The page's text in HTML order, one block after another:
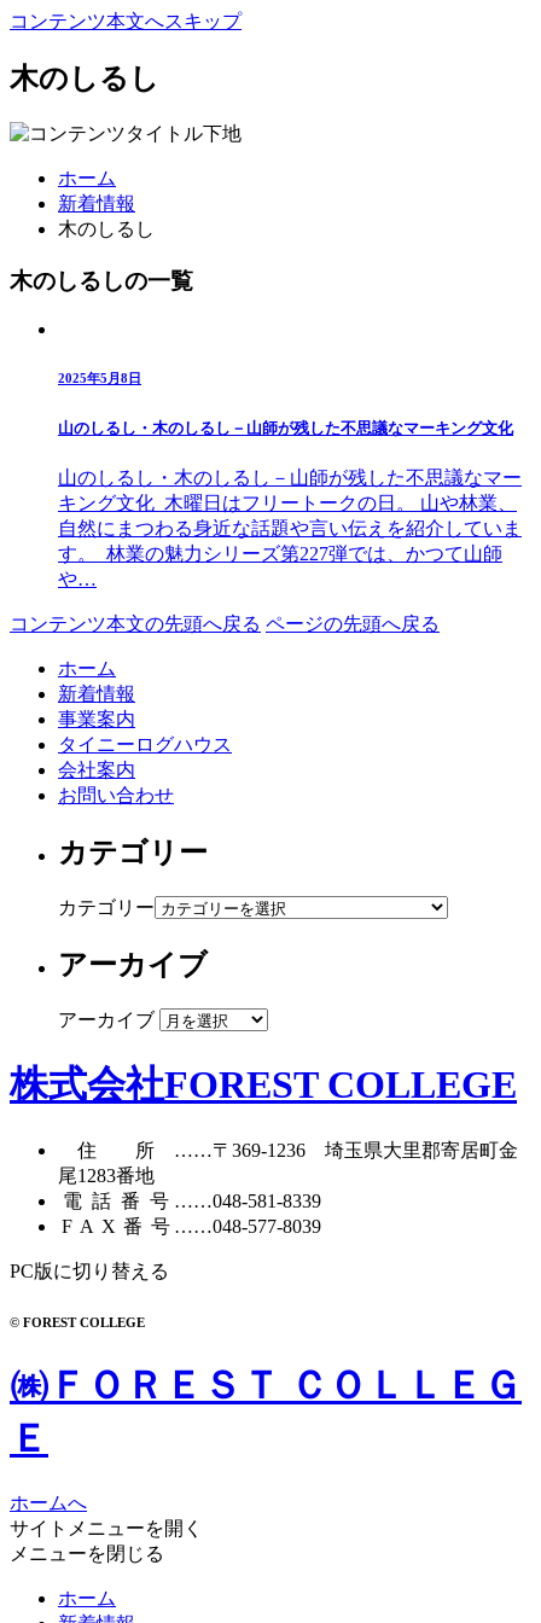
コンテンツ本文へスキップ
木のしるし
ホーム
新着情報
木のしるし
木のしるしの一覧
2025年5月8日
山のしるし・木のしるし－山師が残した不思議なマーキング文化
山のしるし・木のしるし－山師が残した不思議なマー
キング文化 木曜日はフリートークの日。 山や林業、
自然にまつわる身近な話題や言い伝えを紹介していま
す。 林業の魅力シリーズ第227弾では、かつて山師
や…
コンテンツ本文の先頭へ戻る ページの先頭へ戻る
ホーム
新着情報
事業案内
タイニーログハウス
会社案内
お問い合わせ
カテゴリー
カテゴリー
アーカイブ
アーカイブ
株式会社FOREST COLLEGE
住所……〒369-1236 埼玉県大里郡寄居町金
尾1283番地
電話番号……048-581-8339
FAX番号……048-577-8039
PC版に切り替える
© FOREST COLLEGE
㈱ＦＯＲＥＳＴ ＣＯＬＬＥＧ
Ｅ
ホームへ
サイトメニューを開く
メニューを閉じる
ホーム